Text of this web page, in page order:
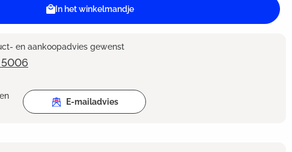
In het winkelmandje
en aankoopadvies gewenst
E-mailadvies